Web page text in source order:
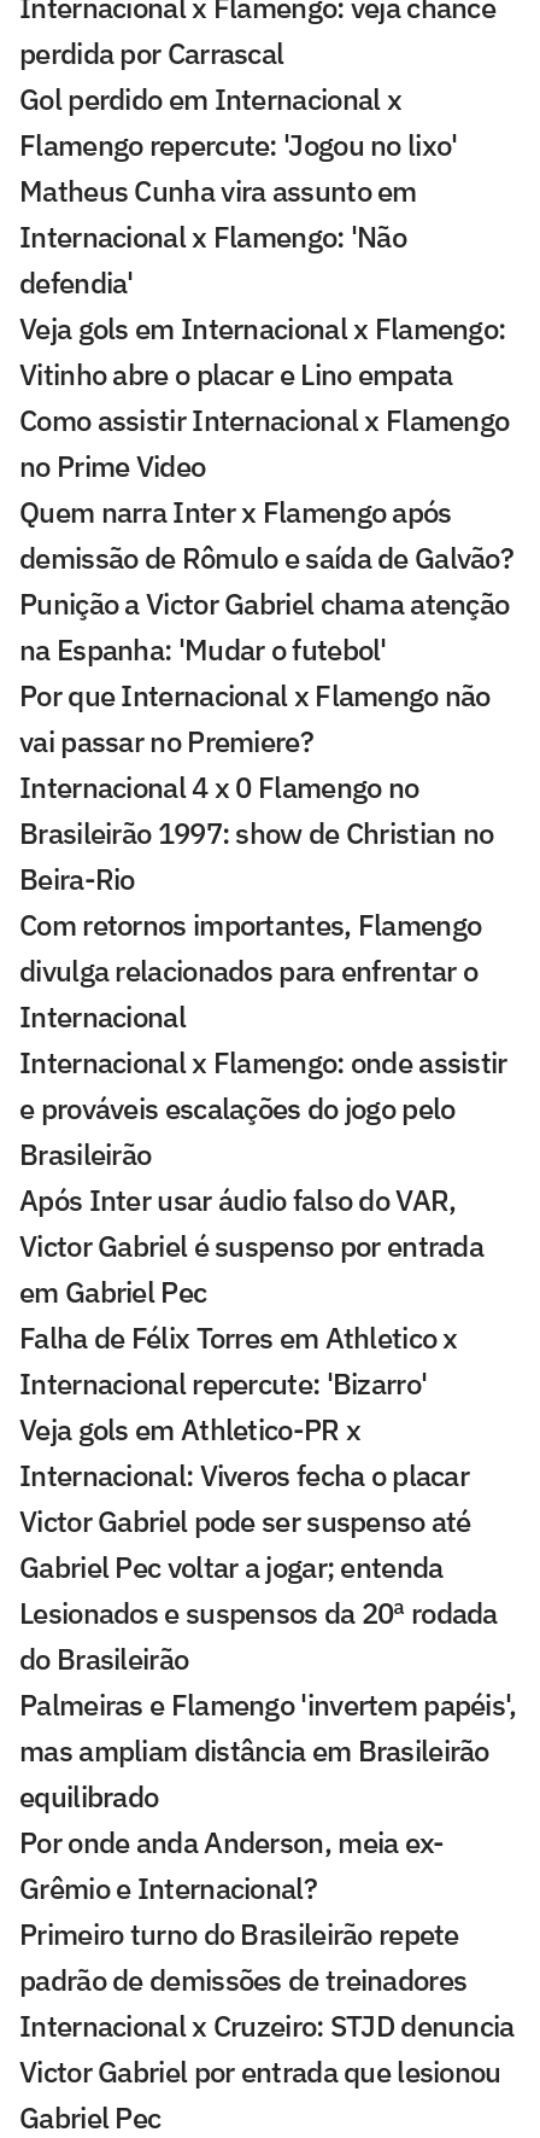
perdida por Carrascal
Gol perdido em Internacional x
Flamengo repercute: 'Jogou no lixo'
Matheus Cunha vira assunto em
Internacional x Flamengo: 'Não
defendia'
Veja gols em Internacional x Flamengo:
Vitinho abre o placar e Lino empata
Como assistir Internacional x Flamengo
no Prime Video
Quem narra Inter x Flamengo após
demissão de Rômulo e saída de Galvão?
Punição a Victor Gabriel chama atenção
na Espanha: 'Mudar o futebol'
Por que Internacional x Flamengo não
vai passar no Premiere?
Internacional 4 x 0 Flamengo no
Brasileirão 1997: show de Christian no
Beira-Rio
Com retornos importantes, Flamengo
divulga relacionados para enfrentar o
Internacional
Internacional x Flamengo: onde assistir
e prováveis escalações do jogo pelo
Brasileirão
Após Inter usar áudio falso do VAR,
Victor Gabriel é suspenso por entrada
em Gabriel Pec
Falha de Félix Torres em Athletico x
Internacional repercute: 'Bizarro'
Veja gols em Athletico-PR x
Internacional: Viveros fecha o placar
Victor Gabriel pode ser suspenso até
Gabriel Pec voltar a jogar; entenda
Lesionados e suspensos da 20ª rodada
do Brasileirão
Palmeiras e Flamengo 'invertem papéis',
mas ampliam distância em Brasileirão
equilibrado
Por onde anda Anderson, meia ex-
Grêmio e Internacional?
Primeiro turno do Brasileirão repete
padrão de demissões de treinadores
Internacional x Cruzeiro: STJD denuncia
Victor Gabriel por entrada que lesionou
Gabriel Pec